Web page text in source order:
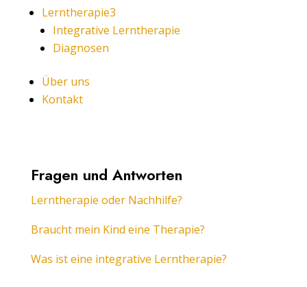
Lerntherapie3
Integrative Lerntherapie
Diagnosen
Über uns
Kontakt
Fragen und Antworten
Lerntherapie oder Nachhilfe?
Braucht mein Kind eine Therapie?
Was ist eine integrative Lerntherapie?